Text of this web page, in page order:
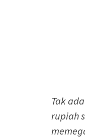
Tak
rupiah